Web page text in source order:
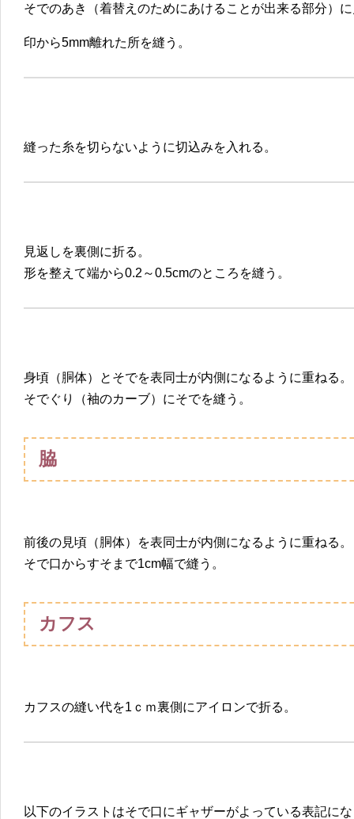
そでのあき（着替えのためにあけることが出来る部分）
印から5mm離れた所を縫う。
縫った糸を切らないように切込みを入れる。
見返しを裏側に折る。
形を整えて端から0.2～0.5cmのところを縫う。
身頃（胴体）とそでを表同士が内側になるように重ねる。
そでぐり（袖のカーブ）にそでを縫う。
脇
前後の見頃（胴体）を表同士が内側になるように重ねる。
そで口からすそまで1cm幅で縫う。
カフス
カフスの縫い代を1ｃｍ裏側にアイロンで折る。
以下のイラストはそで口にギャザーがよっている表記に